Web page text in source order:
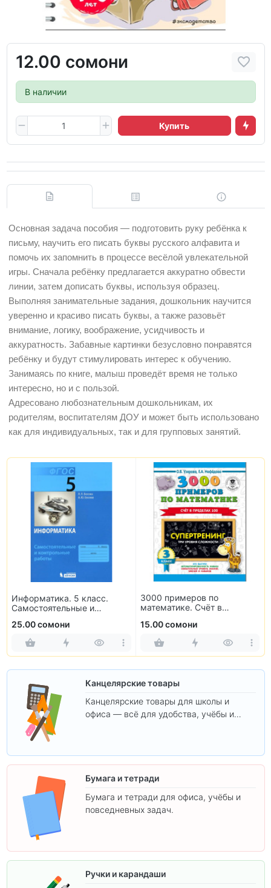
12.00 сомони
В наличии
Купить
Основная задача пособия — подготовить руку ребёнка к
письму, научить его писать буквы русского алфавита и
помочь их запомнить в процессе весёлой увлекательной
игры. Сначала ребёнку предлагается аккуратно обвести
линии, затем дописать буквы, используя образец.
Выполняя занимательные задания, дошкольник научится
уверенно и красиво писать буквы, а также разовьёт
внимание, логику, воображение, усидчивость и
аккуратность. Забавные картинки безусловно понравятся
ребёнку и будут стимулировать интерес к обучению.
Занимаясь по книге, малыш проведёт время не только
интересно, но и с пользой.
Адресовано любознательным дошкольникам, их
родителям, воспитателям ДОУ и может быть использовано
как для индивидуальных, так и для групповых занятий.
Информатика. 5 класс.
Самостоятельные и
25.00 сомони
3000 примеров по
математике. Счёт в
15.00 сомони
Канцелярские товары
Канцелярские товары для школы и
офиса — всё для удобства, учёбы и
Бумага и тетради
Бумага и тетради для офиса, учёбы и
повседневных задач.
Ручки и карандаши